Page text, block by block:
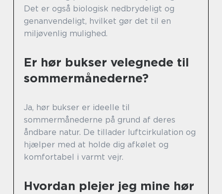
Det er også biologisk nedbrydeligt og
genanvendeligt, hvilket gør det til en
miljøvenlig mulighed.
Er hør bukser velegnede til
sommermånederne?
Ja, hør bukser er ideelle til
sommermånederne på grund af deres
åndbare natur. De tillader luftcirkulation og
hjælper med at holde dig afkølet og
komfortabel i varmt vejr.
Hvordan plejer jeg mine hør